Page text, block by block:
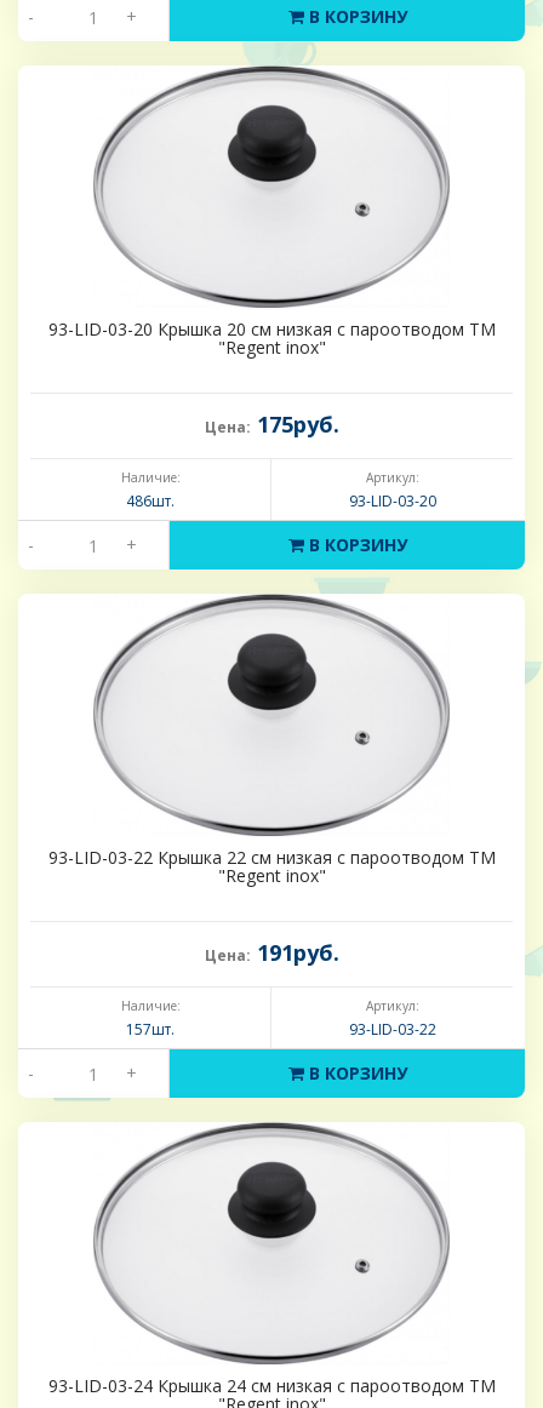
- + В КОРЗИНУ
93-LID-03-20 Крышка 20 см низкая с пароотводом ТМ
"Regent inox"
Цена: 175руб.
Наличие:
486шт.
Артикул:
93-LID-03-20
- + В КОРЗИНУ
93-LID-03-22 Крышка 22 см низкая с пароотводом ТМ
"Regent inox"
Цена: 191руб.
Наличие:
157шт.
Артикул:
93-LID-03-22
- + В КОРЗИНУ
93-LID-03-24 Крышка 24 см низкая с пароотводом ТМ